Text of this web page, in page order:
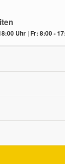
Uhr | Fr: 8:00 -